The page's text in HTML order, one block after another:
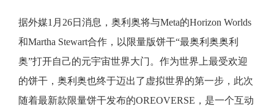
据外媒1月26日消息，奥利奥将与Meta的Horizon Worlds
和Martha Stewart合作，以限量版饼干“最奥利奥奥利
奥”打开自己的元宇宙世界大门。作为世界上最受欢迎
的饼干，奥利奥也终于迈出了虚拟世界的第一步，此次
随着最新款限量饼干发布的OREOVERSE，是一个互动